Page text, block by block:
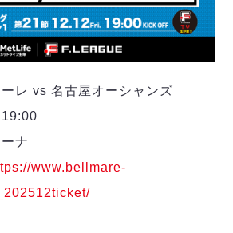
レ vs 名古屋オーシャンズ
19:00
ナ
www.bellmare-